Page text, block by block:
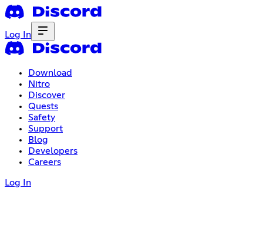
Log In
Download
Nitro
Discover
Quests
Safety
Support
Blog
Developers
Careers
Log In